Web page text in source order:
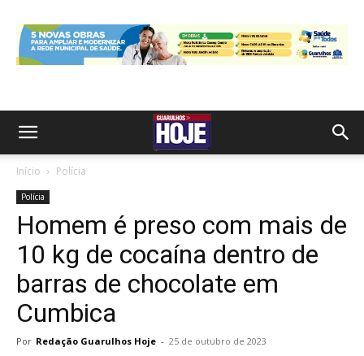
Início Polícia
Polícia
Homem é preso com mais de
10 kg de cocaína dentro de
barras de chocolate em
Cumbica
Por Redação Guarulhos Hoje - 25 de outubro de 2023